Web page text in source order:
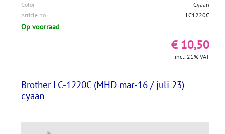
Color
Cyaan
Article no
LC1220C
Op voorraad
€ 10,50
incl. 21% VAT
Brother LC-1220C (MHD mar-16 / juli 23)
cyaan